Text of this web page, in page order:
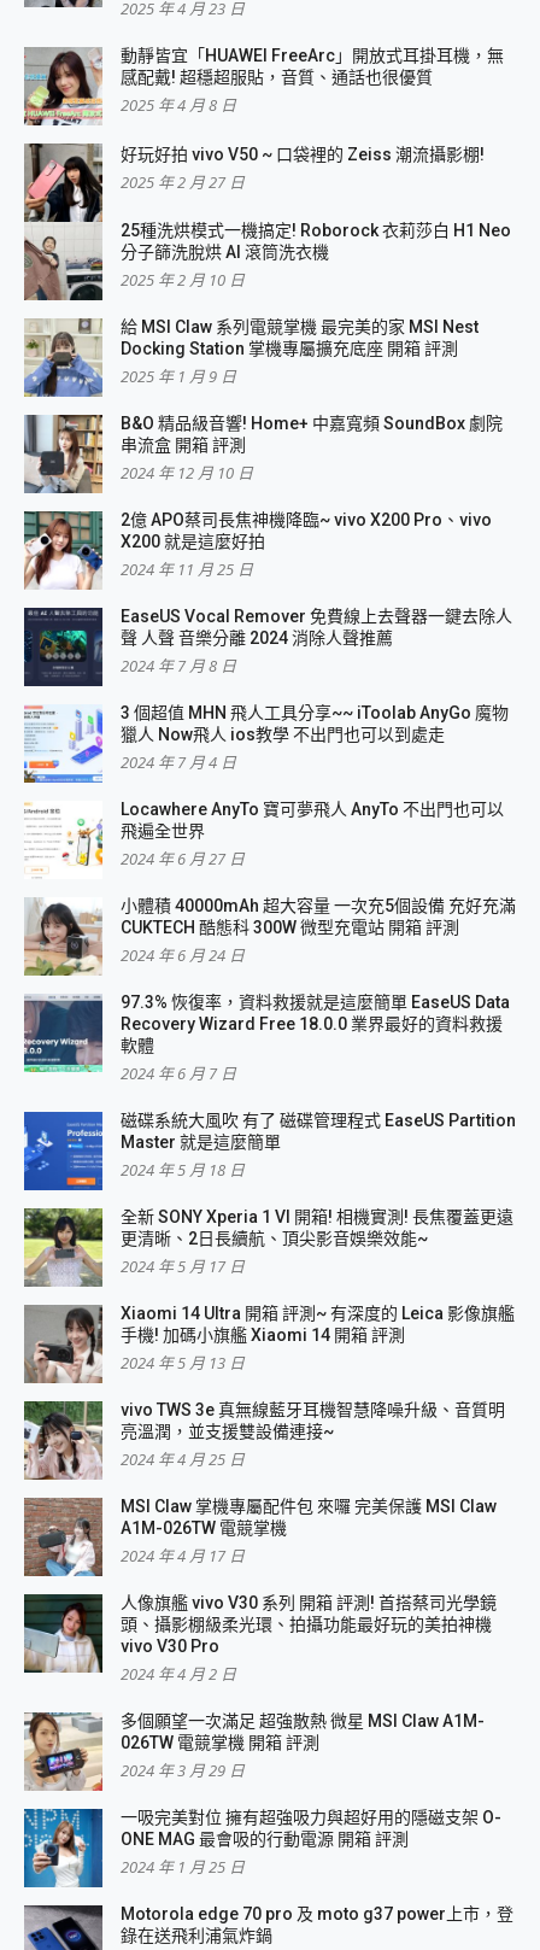
2025 年 4 月 23 日
動靜皆宜「HUAWEI FreeArc」開放式耳掛耳機，無
感配戴! 超穩超服貼，音質、通話也很優質
2025 年 4 月 8 日
好玩好拍 vivo V50 ~ 口袋裡的 Zeiss 潮流攝影棚!
2025 年 2 月 27 日
25種洗烘模式一機搞定! Roborock 衣莉莎白 H1 Neo
分子篩洗脫烘 AI 滾筒洗衣機
2025 年 2 月 10 日
給 MSI Claw 系列電競掌機 最完美的家 MSI Nest
Docking Station 掌機專屬擴充底座 開箱 評測
2025 年 1 月 9 日
B&O 精品級音響! Home+ 中嘉寬頻 SoundBox 劇院
串流盒 開箱 評測
2024 年 12 月 10 日
2億 APO蔡司長焦神機降臨~ vivo X200 Pro、vivo
X200 就是這麼好拍
2024 年 11 月 25 日
EaseUS Vocal Remover 免費線上去聲器一鍵去除人
聲 人聲 音樂分離 2024 消除人聲推薦
2024 年 7 月 8 日
3 個超值 MHN 飛人工具分享~~ iToolab AnyGo 魔物
獵人 Now飛人 ios教學 不出門也可以到處走
2024 年 7 月 4 日
Locawhere AnyTo 寶可夢飛人 AnyTo 不出門也可以
飛遍全世界
2024 年 6 月 27 日
小體積 40000mAh 超大容量 一次充5個設備 充好充滿
CUKTECH 酷態科 300W 微型充電站 開箱 評測
2024 年 6 月 24 日
97.3% 恢復率，資料救援就是這麼簡單 EaseUS Data
Recovery Wizard Free 18.0.0 業界最好的資料救援
軟體
2024 年 6 月 7 日
磁碟系統大風吹 有了 磁碟管理程式 EaseUS Partition
Master 就是這麼簡單
2024 年 5 月 18 日
全新 SONY Xperia 1 VI 開箱! 相機實測! 長焦覆蓋更遠
更清晰、2日長續航、頂尖影音娛樂效能~
2024 年 5 月 17 日
Xiaomi 14 Ultra 開箱 評測~ 有深度的 Leica 影像旗艦
手機! 加碼小旗艦 Xiaomi 14 開箱 評測
2024 年 5 月 13 日
vivo TWS 3e 真無線藍牙耳機智慧降噪升級、音質明
亮溫潤，並支援雙設備連接~
2024 年 4 月 25 日
MSI Claw 掌機專屬配件包 來囉 完美保護 MSI Claw
A1M-026TW 電競掌機
2024 年 4 月 17 日
人像旗艦 vivo V30 系列 開箱 評測! 首搭蔡司光學鏡
頭、攝影棚級柔光環、拍攝功能最好玩的美拍神機
vivo V30 Pro
2024 年 4 月 2 日
多個願望一次滿足 超強散熱 微星 MSI Claw A1M-
026TW 電競掌機 開箱 評測
2024 年 3 月 29 日
一吸完美對位 擁有超強吸力與超好用的隱磁支架 O-
ONE MAG 最會吸的行動電源 開箱 評測
2024 年 1 月 25 日
Motorola edge 70 pro 及 moto g37 power上市，登
錄在送飛利浦氣炸鍋